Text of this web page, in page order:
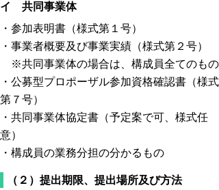
イ 共同事業体
・参加表明書（様式第１号）
・事業者概要及び事業実績（様式第２号）
※共同事業体の場合は、構成員全てのもの
・公募型プロポーザル参加資格確認書（様式
第７号）
・共同事業体協定書（予定案で可、様式任
意）
・構成員の業務分担の分かるもの
（２）提出期限、提出場所及び方法